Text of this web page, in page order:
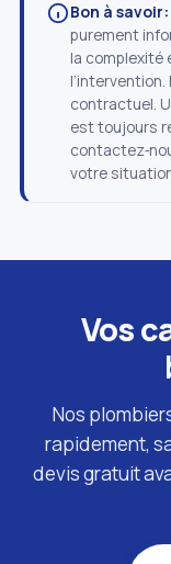
Bon à savoir:
purement
la complexité
contractuel.
est toujours
votre
Vos
Nos
rapidement,
devis gratuit